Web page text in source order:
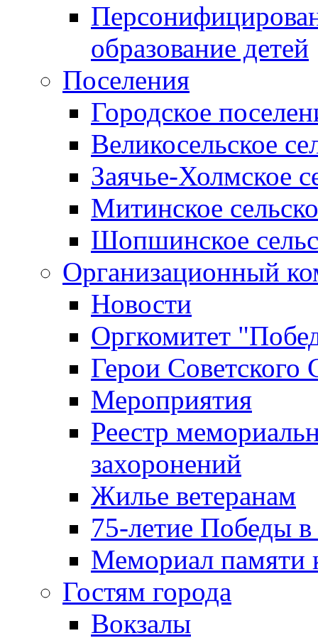
образование детей
Поселения
Городское
Великосельское
Заячье-Холмское
Митинское
Шопшинское
Организационный
Новости
Оргкомитет
Герои Советского
Мероприятия
Реестр
захоронений
Жилье ветеранам
75-летие Победы
Мемориал памяти
Гостям города
Вокзалы